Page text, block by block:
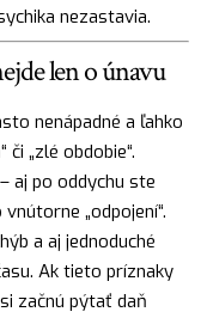
nezastavia.
len o únavu
nenápadné a ľahko
„zlé obdobie“.
aj po oddychu ste
„odpojení“.
a aj jednoduché
Ak tieto príznaky
začnú pýtať daň